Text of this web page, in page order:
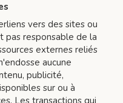
vers des sites ou
pas responsable de la
externes reliés
aucune
publicité,
sur ou à
Les transactions qui